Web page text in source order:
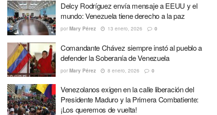
Delcy Rodríguez envía mensaje a EEUU y el
mundo: Venezuela tiene derecho a la paz
por Mary Pérez 13 enero, 2026 0
Comandante Chávez siempre instó al pueblo a
defender la Soberanía de Venezuela
por Mary Pérez 8 enero, 2026 0
Venezolanos exigen en la calle liberación del
Presidente Maduro y la Primera Combatiente:
¡Los queremos de vuelta!